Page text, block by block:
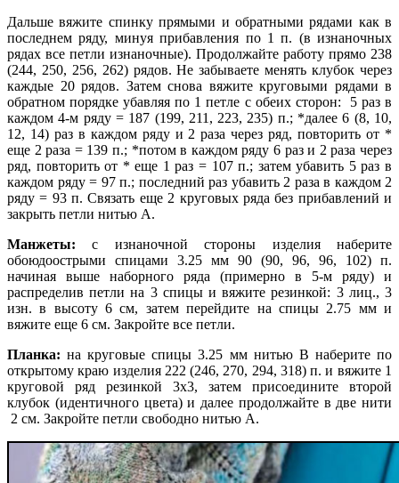
Дальше вяжите спинку прямыми и обратными рядами как в
последнем ряду, минуя прибавления по 1 п. (в изнаночных
рядах все петли изнаночные). Продолжайте работу прямо 238
(244, 250, 256, 262) рядов. Не забываете менять клубок через
каждые 20 рядов. Затем снова вяжите круговыми рядами в
обратном порядке убавляя по 1 петле с обеих сторон: 5 раз в
каждом 4-м ряду = 187 (199, 211, 223, 235) п.; *далее 6 (8, 10,
12, 14) раз в каждом ряду и 2 раза через ряд, повторить от *
еще 2 раза = 139 п.; *потом в каждом ряду 6 раз и 2 раза через
ряд, повторить от * еще 1 раз = 107 п.; затем убавить 5 раз в
каждом ряду = 97 п.; последний раз убавить 2 раза в каждом 2
ряду = 93 п. Связать еще 2 круговых ряда без прибавлений и
закрыть петли нитью А.
Манжеты:с изнаночной стороны изделия наберите
обоюдоострыми спицами 3.25 мм 90 (90, 96, 96, 102) п.
начиная выше наборного ряда (примерно в 5-м ряду) и
распределив петли на 3 спицы и вяжите резинкой: 3 лиц., 3
изн. в высоту 6 см, затем перейдите на спицы 2.75 мм и
вяжите еще 6 см. Закройте все петли.
Планка: на круговые спицы 3.25 мм нитью В наберите по
открытому краю изделия 222 (246, 270, 294, 318) п. и вяжите 1
круговой ряд резинкой 3х3, затем присоедините второй
клубок (идентичного цвета) и далее продолжайте в две нити
2 см. Закройте петли свободно нитью А.